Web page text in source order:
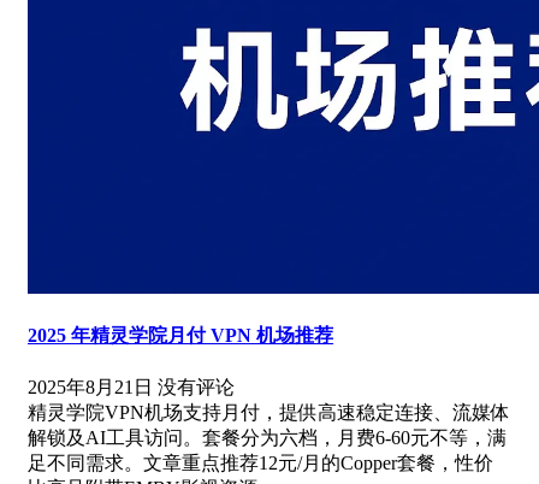
2025 年精灵学院月付 VPN 机场推荐
2025年8月21日 没有评论
精灵学院VPN机场支持月付，提供高速稳定连接、流媒体
解锁及AI工具访问。套餐分为六档，月费6-60元不等，满
足不同需求。文章重点推荐12元/月的Copper套餐，性价